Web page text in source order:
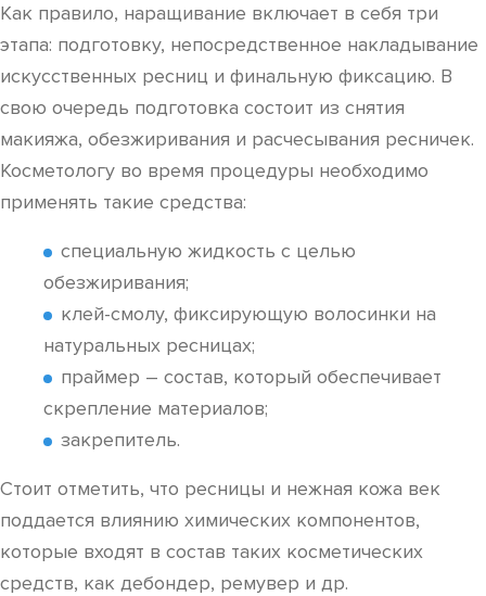
Как правило, наращивание включает в себя три
этапа: подготовку, непосредственное накладывание
искусственных ресниц и финальную фиксацию. В
свою очередь подготовка состоит из снятия
макияжа, обезжиривания и расчесывания ресничек.
Косметологу во время процедуры необходимо
применять такие средства:
специальную жидкость с целью
обезжиривания;
клей-смолу, фиксирующую волосинки на
натуральных ресницах;
праймер – состав, который обеспечивает
скрепление материалов;
закрепитель.
Стоит отметить, что ресницы и нежная кожа век
поддается влиянию химических компонентов,
которые входят в состав таких косметических
средств, как дебондер, ремувер и др.